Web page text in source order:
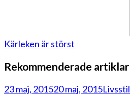
Kärleken är störst
Rekommenderade artiklar
23 maj, 201520 maj, 2015Livsstil